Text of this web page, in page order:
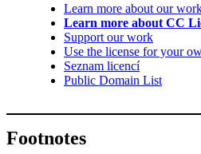
Learn more about our
Learn more about CC
Support our work
Use the license for your
Seznam licencí
Public Domain List
Footnotes